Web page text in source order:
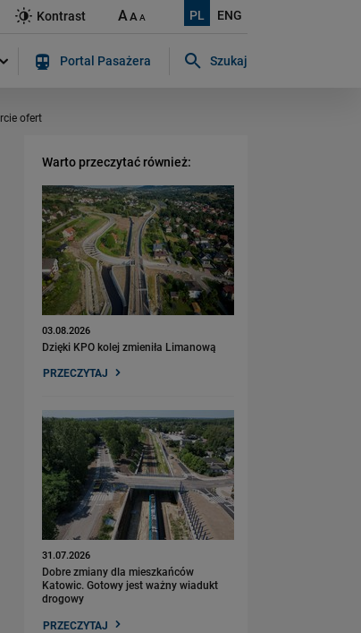
PL ENG
Kontrast AAA
Portal Pasażera Szukaj
ofert
Warto przeczytać również:
03.08.2026
Dzięki KPO kolej zmieniła Limanową
PRZECZYTAJ
31.07.2026
Dobre zmiany dla mieszkańców
Katowic. Gotowy jest ważny wiadukt
drogowy
PRZECZYTAJ